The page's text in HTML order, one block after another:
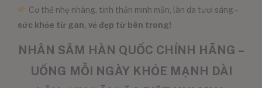
Cơ thể nhẹ nhàng, tinh thần minh mẫn, làn da tươi sáng –
sức khỏe từ gan, vẻ đẹp từ bên trong!
NHÂN SÂM HÀN QUỐC CHÍNH HÃNG –
UỐNG MỖI NGÀY KHỎE MẠNH DÀI